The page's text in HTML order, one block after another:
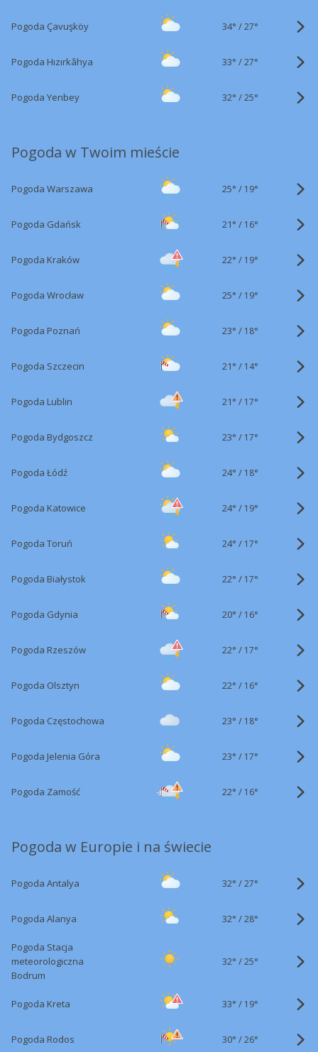
Pogoda Çavuşköy 34° /27°
Pogoda Hızırkâhya 33° /27°
Pogoda Yenbey 32° /25°
Pogoda w Twoim mieście
Pogoda Warszawa 25° / 19°
Pogoda Gdańsk 21° / 16°
Pogoda Kraków 22° / 19°
Pogoda Wrocław 25° / 19°
Pogoda Poznań 23° / 18°
Pogoda Szczecin 21° / 14°
Pogoda Lublin 21° / 17°
Pogoda Bydgoszcz 23° / 17°
Pogoda Łódź 24° / 18°
Pogoda Katowice 24° / 19°
Pogoda Toruń 24° / 17°
Pogoda Białystok 22° / 17°
Pogoda Gdynia 20° / 16°
Pogoda Rzeszów 22° / 17°
Pogoda Olsztyn 22° / 16°
Pogoda Częstochowa 23° / 18°
Pogoda Jelenia Góra 23° / 17°
Pogoda Zamość 22° / 16°
Pogoda w Europie i na świecie
Pogoda Antalya 32° /27°
Pogoda Alanya 32° /28°
Pogoda Stacja
meteorologiczna
Bodrum
32° /25°
Pogoda Kreta 33° / 19°
Pogoda Rodos 30° /26°